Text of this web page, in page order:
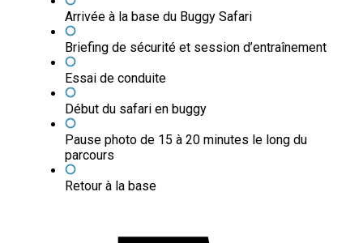
Arrivée à la base du Buggy Safari
Briefing de sécurité et session d’entraînement
Essai de conduite
Début du safari en buggy
Pause photo de 15 à 20 minutes le long du
parcours
Retour à la base